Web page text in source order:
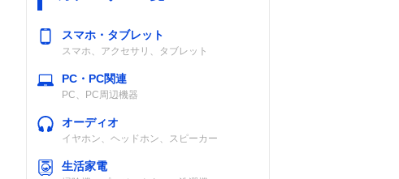
スマホ・タブレット
スマホ、アクセサリ、タブレット
PC・PC関連
PC、PC周辺機器
オーディオ
イヤホン、ヘッドホン、スピーカー
生活家電